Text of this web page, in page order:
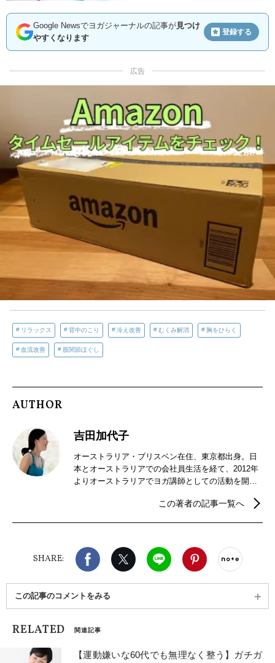
Google Newsでヨガジャーナルの記事が見つけ
やすくなります
登録する
広告
リラックス 背中のこり 冷え改善 むくみ解消 胸をひらく
血流改善 股関節ほぐし
AUTHOR
吉田加代子
オーストラリア・ブリスベン在住、東京都出身。日
本とオーストラリアでの会社員生活を経て、2012年
よりオーストラリアでヨガ講師としての活動を開
響楽器シンギング・リン®を使ったサウンドセラピ
この著者の記事一覧へ
SHARE:
Facebook X（旧twitter）
LINE Pinterest
この記事のコメントをみる
RELATED 関連記事
【運動嫌いな60代でも無理なく整う】ガチガ